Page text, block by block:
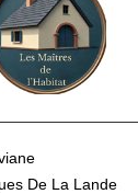
De La Lande